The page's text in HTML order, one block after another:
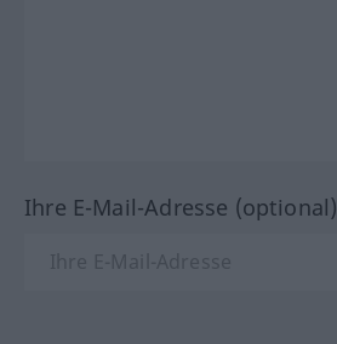
Ihre E-Mail-Adresse (optional)